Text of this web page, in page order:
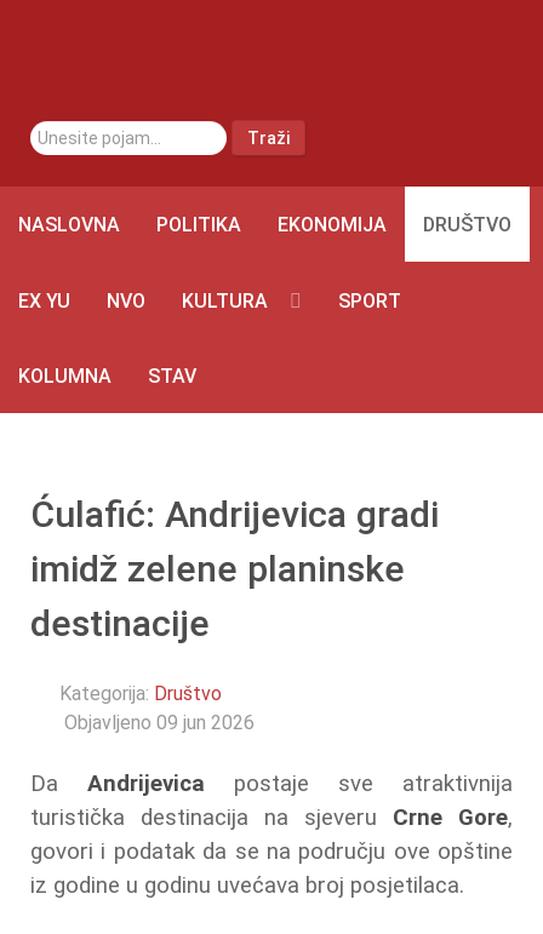
traži... Traži
NASLOVNA POLITIKA EKONOMIJA DRUŠTVO
EX YU NVO KULTURA SPORT
KOLUMNA STAV
Ćulafić: Andrijevica gradi
imidž zelene planinske
destinacije
Kategorija: Društvo
Objavljeno 09 jun 2026
Da Andrijevica postaje sve atraktivnija
turistička destinacija na sjeveru Crne Gore,
govori i podatak da se na području ove opštine
iz godine u godinu uvećava broj posjetilaca.